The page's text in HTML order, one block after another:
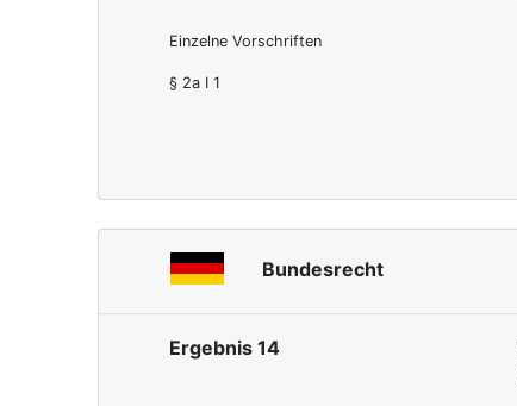
Einzelne Vorschriften
§ 2a I 1
Bundesrecht
Ergebnis 14